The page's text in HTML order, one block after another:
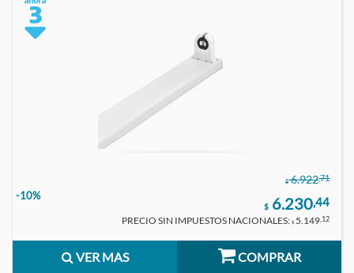
$ 6.922,71
-10%
$ 6.230,44
PRECIO SIN IMPUESTOS NACIONALES: $ 5.149,12
VER MAS COMPRAR